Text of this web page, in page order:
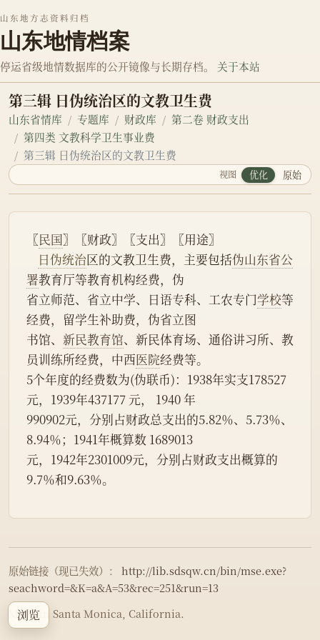
山东地方志资料归档
山东地情档案
停运省级地情数据库的公开镜像与长期存档。 关于本站
第三辑 日伪统治区的文教卫生费
山东省情库 专题库 财政库
第二卷 财政支出
第四类 文教科学卫生事业费
第三辑 日伪统治区的文教卫生费
视图 优化 原始
浏览
〖民国〗〖财政〗〖支出〗〖用途〗
日伪统治区的文教卫生费，主要包括伪山东省公
署教育厅等教育机构经费，伪
省立师范、省立中学、日语专科、工农专门学校等
经费，留学生补助费，伪省立图
书馆、 新民教育馆、新民体育场、通俗讲习所、教
员训练所经费，中西医院经费等。
5个年度的经费数为(伪联币)：1938年实支178527
元，1939年437177 元， 1940 年
990902元，分别占财政总支出的5.82％、5.73％、
8.94％；1941年概算数 1689013
元，1942年2301009元，分别占财政支出概算的
9.7％和9.63％。
原始链接（现已失效）：
http://lib.sdsqw.cn/bin/mse.exe?
seachword=&K=a&A=53&rec=251&run=13
Made in Santa Monica, California.